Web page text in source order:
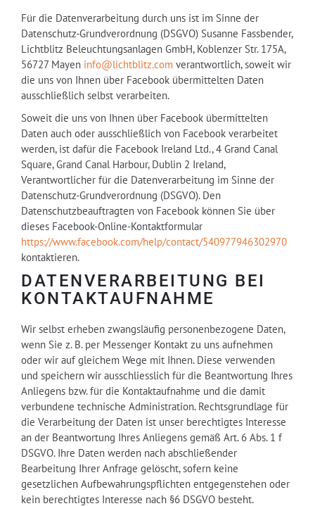
Für die Datenverarbeitung durch uns ist im Sinne der
Datenschutz-Grundverordnung (DSGVO) Susanne Fassbender,
Lichtblitz Beleuchtungsanlagen GmbH, Koblenzer Str. 175A,
56727 Mayen info@lichtblitz.com verantwortlich, soweit wir
die uns von Ihnen über Facebook übermittelten Daten
ausschließlich selbst verarbeiten.
Soweit die uns von Ihnen über Facebook übermittelten
Daten auch oder ausschließlich von Facebook verarbeitet
werden, ist dafür die Facebook Ireland Ltd., 4 Grand Canal
Square, Grand Canal Harbour, Dublin 2 Ireland,
Verantwortlicher für die Datenverarbeitung im Sinne der
Datenschutz-Grundverordnung (DSGVO). Den
Datenschutzbeauftragten von Facebook können Sie über
dieses Facebook-Online-Kontaktformular
https://www.facebook.com/help/contact/540977946302970
kontaktieren.
DATENVERARBEITUNG BEI
KONTAKTAUFNAHME
Wir selbst erheben zwangsläufig personenbezogene Daten,
wenn Sie z. B. per Messenger Kontakt zu uns aufnehmen
oder wir auf gleichem Wege mit Ihnen. Diese verwenden
und speichern wir ausschliesslich für die Beantwortung Ihres
Anliegens bzw. für die Kontaktaufnahme und die damit
verbundene technische Administration. Rechtsgrundlage für
die Verarbeitung der Daten ist unser berechtigtes Interesse
an der Beantwortung Ihres Anliegens gemäß Art. 6 Abs. 1 f
DSGVO. Ihre Daten werden nach abschließender
Bearbeitung Ihrer Anfrage gelöscht, sofern keine
gesetzlichen Aufbewahrungspflichten entgegenstehen oder
kein berechtigtes Interesse nach §6 DSGVO besteht.